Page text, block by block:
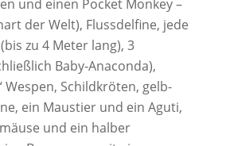
und einen Pocket Monkey –
der Welt), Flussdelfine, jede
zu 4 Meter lang), 3
Baby-Anaconda),
Wespen, Schildkröten, gelb-
ein Maustier und ein Aguti,
und ein halber